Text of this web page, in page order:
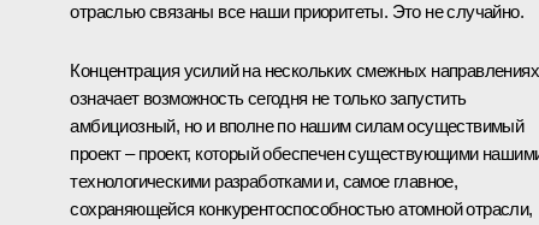
отраслью связаны все наши приоритеты. Это не случайно.
Концентрация усилий на нескольких смежных направлениях
означает возможность сегодня не только запустить
амбициозный, но и вполне по нашим силам осуществимый
проект – проект, который обеспечен существующими
технологическими разработками и, самое главное,
сохраняющейся конкурентоспособностью атомной отрасли,